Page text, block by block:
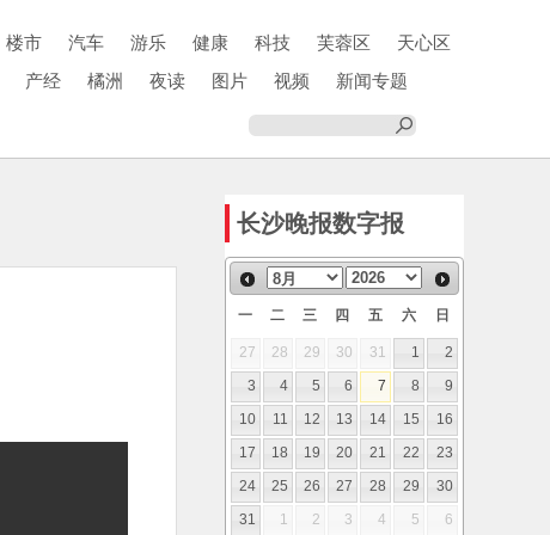
楼市 汽车 游乐 健康 科技 芙蓉区
天心区
产经 橘洲 夜读 图片 视频
新闻专题
长沙晚报数字报
一 二 三 四 五 六 日
27 28 29 30 31 1
2
3
4 5 6 7 8
9
10
11 12 13 14 15
16
17
18 19 20 21 22
23
24
25 26 27 28 29
30
31
1 2 3 4 5 6